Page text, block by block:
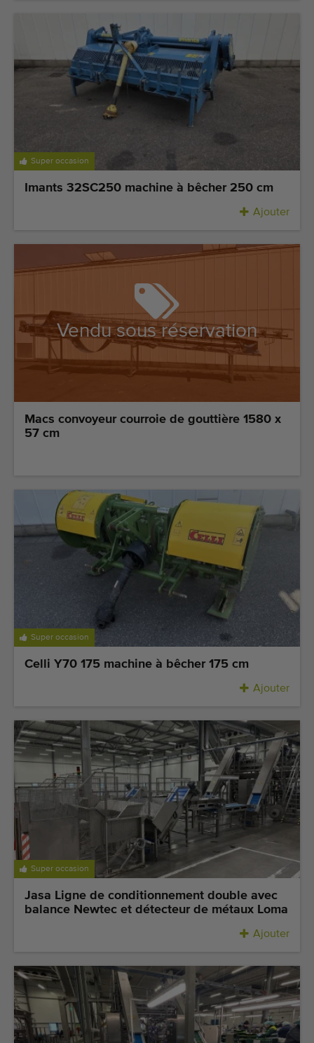
Super occasion
Imants 32SC250 machine à bêcher 250 cm
Ajouter
Vendu sous réservation
Macs convoyeur courroie de gouttière 1580 x
57 cm
Super occasion
Celli Y70 175 machine à bêcher 175 cm
Ajouter
Super occasion
Jasa Ligne de conditionnement double avec
balance Newtec et détecteur de métaux Loma
Ajouter